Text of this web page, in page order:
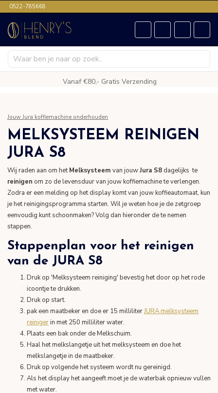
0522-785668
Vanaf €80,- Gratis Verzending
Jouw Jura koffiemachine onderhouden
MELKSYSTEEM REINIGEN
JURA S8
Wij raden aan om hetMelksysteem van jouwJura S8 dagelijks te
reinigen om zo de levensduur van jouw koffiemachine te verlengen.
Zodra er een melding op het display komt van jouw koffieautomaat, kun
je het reinigingsprogramma starten. Wil je weten hoe je de zetgroep
eenvoudig kunt schoonmaken? Volg dan hieronder de te nemen
stappen.
Stappenplan voor het reinigen
van de JURA S8
Druk op 'Melksysteem reiniging' bevestig het door op het rode
icoontje te drukken.
Druk op start.
pak een maatbeker en doe er 15 milliliterJURA melksysteem
reinigerin met 250 milliliter water.
Plaats een bak onder de Melkschuim.
Haal het melkslangetje uit het melksysteem en doe het
melkslangetje in de maatbeker.
Druk op volgende het systeem wordt nu gereinigd.
Als het display het aangeeft moet je de waterbak opnieuw vullen
met water.